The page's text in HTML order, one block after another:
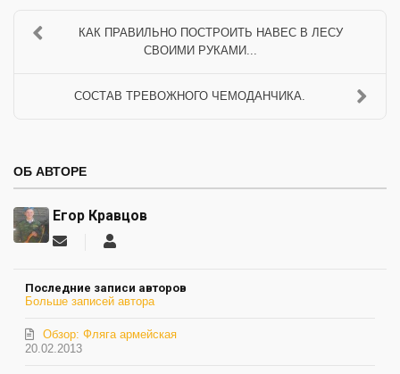
КАК ПРАВИЛЬНО ПОСТРОИТЬ НАВЕС В ЛЕСУ
СВОИМИ РУКАМИ...
СОСТАВ ТРЕВОЖНОГО ЧЕМОДАНЧИКА.
ОБ АВТОРЕ
Егор Кравцов
Подписаться
автора
Последние записи авторов
Больше записей автора
20.02.2013
Обзор: Фляга армейская